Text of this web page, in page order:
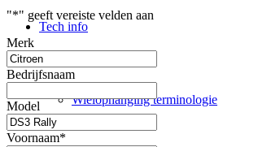
Tech info
Wielophanging terminologie
"*" geeft vereiste velden aan
Merk
Bedrijfsnaam
Model
Voornaam*